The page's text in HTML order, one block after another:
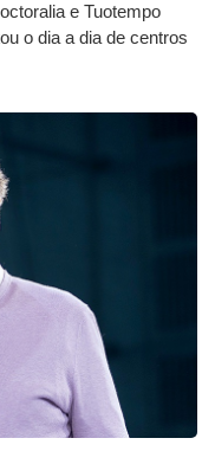
e Tuotempo
o dia a dia de centros